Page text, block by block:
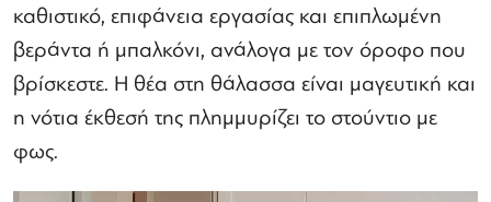
καθιστικό, επιφάνεια εργασίας και επιπλωμένη
βεράντα ή μπαλκόνι, ανάλογα με τον όροφο που
βρίσκεστε. Η θέα στη θάλασσα είναι μαγευτική και
η νότια έκθεσή της πλημμυρίζει το στούντιο με
φως.